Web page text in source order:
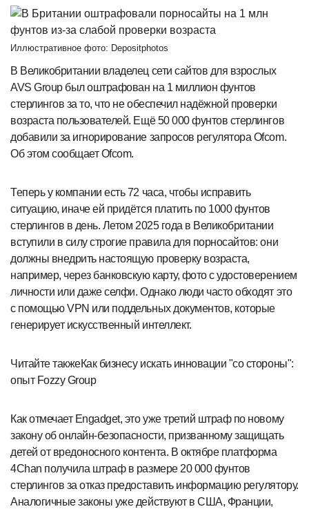
Иллюстративное фото: Depositphotos
В Великобритании владелец сети сайтов для взрослых
AVS Group был оштрафован на 1 миллион фунтов
стерлингов за то, что не обеспечил надёжной проверки
возраста пользователей. Ещё 50 000 фунтов стерлингов
добавили за игнорирование запросов регулятора Ofcom.
Об этом сообщает Ofcom.
Теперь у компании есть 72 часа, чтобы исправить
ситуацию, иначе ей придётся платить по 1000 фунтов
стерлингов в день. Летом 2025 года в Великобритании
вступили в силу строгие правила для порносайтов: они
должны внедрить настоящую проверку возраста,
например, через банковскую карту, фото с удостоверением
личности или даже селфи. Однако люди часто обходят это
с помощью VPN или поддельных документов, которые
генерирует искусственный интеллект.
Читайте такжеКак бизнесу искать инновации "со стороны":
опыт Fozzy Group
Как отмечает Engadget, это уже третий штраф по новому
закону об онлайн-безопасности, призванному защищать
детей от вредоносного контента. В октябре платформа
4Chan получила штраф в размере 20 000 фунтов
стерлингов за отказ предоставить информацию регулятору.
Аналогичные законы уже действуют в США, Франции,